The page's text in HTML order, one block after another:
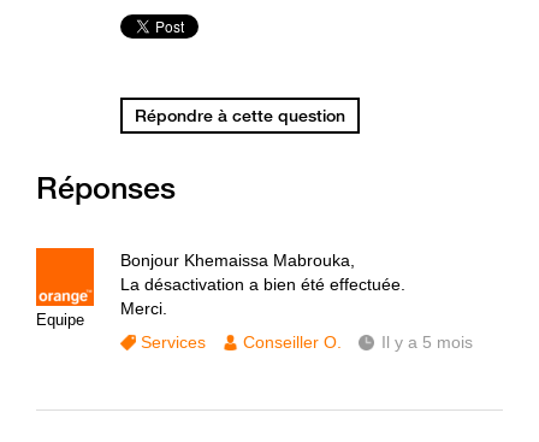
Répondre à cette question
Réponses
Equipe
Bonjour Khemaissa Mabrouka,
La désactivation a bien été effectuée.
Merci.
Services
Conseiller O. Il y a 5 mois